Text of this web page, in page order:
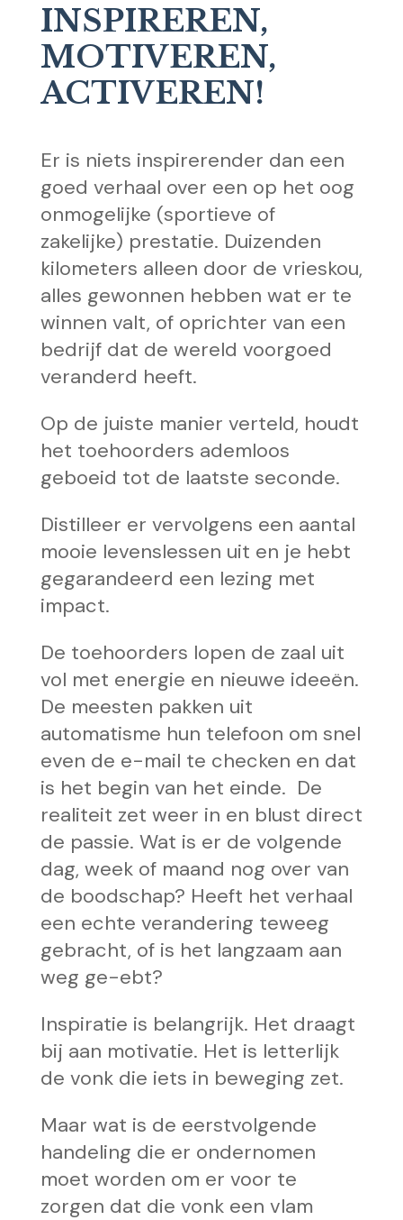
INSPIREREN,
MOTIVEREN,
ACTIVEREN!
Er is niets inspirerender dan een
goed verhaal over een op het oog
onmogelijke (sportieve of
zakelijke) prestatie. Duizenden
kilometers alleen door de vrieskou,
alles gewonnen hebben wat er te
winnen valt, of oprichter van een
bedrijf dat de wereld voorgoed
veranderd heeft.
Op de juiste manier verteld, houdt
het toehoorders ademloos
geboeid tot de laatste seconde.
Distilleer er vervolgens een aantal
mooie levenslessen uit en je hebt
gegarandeerd een lezing met
impact.
De toehoorders lopen de zaal uit
vol met energie en nieuwe ideeën.
De meesten pakken uit
automatisme hun telefoon om snel
even de e-mail te checken en dat
is het begin van het einde. De
realiteit zet weer in en blust direct
de passie. Wat is er de volgende
dag, week of maand nog over van
de boodschap? Heeft het verhaal
een echte verandering teweeg
gebracht, of is het langzaam aan
weg ge-ebt?
Inspiratie is belangrijk. Het draagt
bij aan motivatie. Het is letterlijk
de vonk die iets in beweging zet.
Maar wat is de eerstvolgende
handeling die er ondernomen
moet worden om er voor te
zorgen dat die vonk een vlam